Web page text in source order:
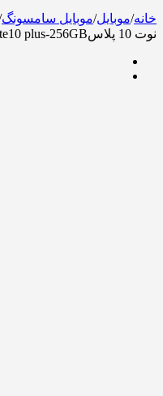
خانه/موبایل/موبایل سامسونگ
نوت 10 پلاسSamsung Galaxy Note10 plus-256GB